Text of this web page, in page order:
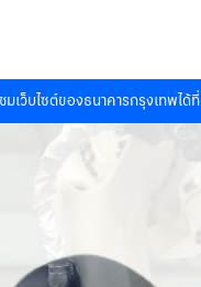
มเว็บไซต์ของธนาคารกรุงเทพได้ที่